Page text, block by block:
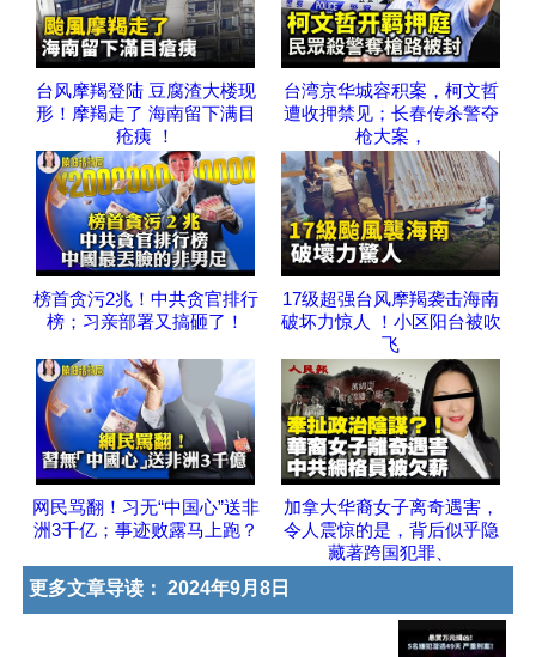
台风摩羯登陆 豆腐渣大楼现
形！摩羯走了 海南留下满目
疮痍 ！
台湾京华城容积案，柯文哲
遭收押禁见；长春传杀警夺
枪大案，
榜首贪污2兆！中共贪官排行
榜；习亲部署又搞砸了！
17级超强台风摩羯袭击海南
破坏力惊人 ！小区阳台被吹
飞
网民骂翻！习无“中国心”送非
洲3千亿；事迹败露马上跑？
加拿大华裔女子离奇遇害，
令人震惊的是，背后似乎隐
藏著跨国犯罪、
更多文章导读： 2024年9月8日